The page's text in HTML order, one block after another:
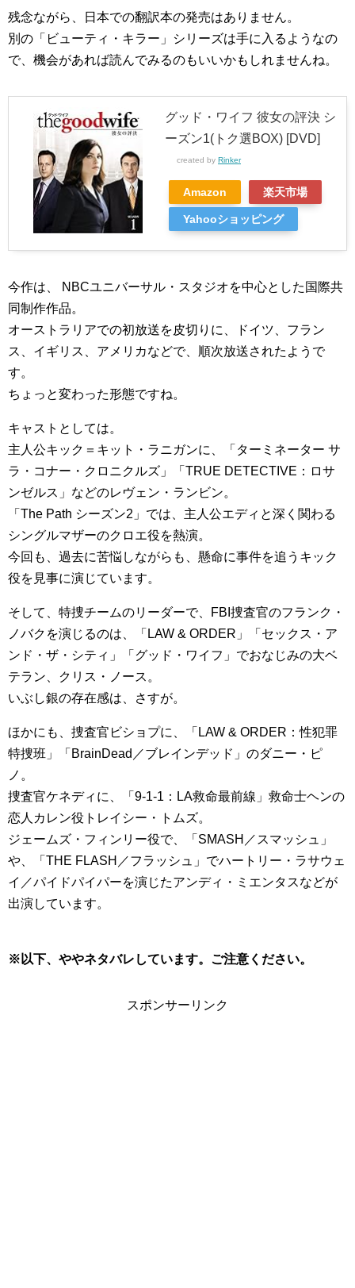
残念ながら、日本での翻訳本の発売はありません。
別の「ビューティ・キラー」シリーズは手に入るようなの
で、機会があれば読んでみるのもいいかもしれませんね。
グッド・ワイフ 彼女の評決 シ
ーズン1(トク選BOX) [DVD]
created by Rinker
Amazon 楽天市場
Yahooショッピング
今作は、 NBCユニバーサル・スタジオを中心とした国際共
同制作作品。
オーストラリアでの初放送を皮切りに、ドイツ、フラン
ス、イギリス、アメリカなどで、順次放送されたようで
す。
ちょっと変わった形態ですね。
キャストとしては。
主人公キック＝キット・ラニガンに、「ターミネーター サ
ラ・コナー・クロニクルズ」「TRUE DETECTIVE：ロサ
ンゼルス」などのレヴェン・ランビン。
「The Path シーズン2」では、主人公エディと深く関わる
シングルマザーのクロエ役を熱演。
今回も、過去に苦悩しながらも、懸命に事件を追うキック
役を見事に演じています。
そして、特捜チームのリーダーで、FBI捜査官のフランク・
ノバクを演じるのは、「LAW & ORDER」「セックス・ア
ンド・ザ・シティ」「グッド・ワイフ」でおなじみの大ベ
テラン、クリス・ノース。
いぶし銀の存在感は、さすが。
ほかにも、捜査官ビショプに、「LAW & ORDER：性犯罪
特捜班」「BrainDead／ブレインデッド」のダニー・ピ
ノ。
捜査官ケネディに、「9-1-1：LA救命最前線」救命士ヘンの
恋人カレン役トレイシー・トムズ。
ジェームズ・フィンリー役で、「SMASH／スマッシュ」
や、「THE FLASH／フラッシュ」でハートリー・ラサウェ
イ／パイドパイパーを演じたアンディ・ミエンタスなどが
出演しています。
※以下、ややネタバレしています。ご注意ください。
スポンサーリンク